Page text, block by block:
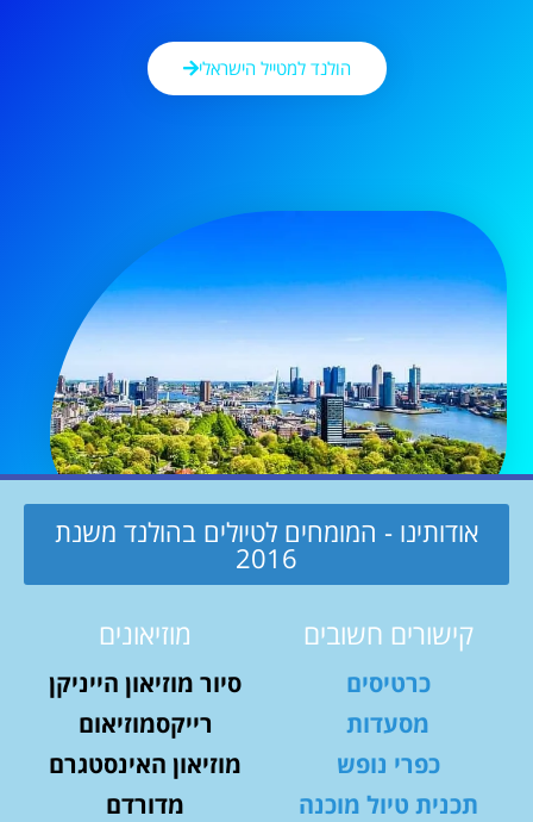
הולנד למטייל הישראלי
אודותינו - המומחים לטיולים בהולנד משנת
2016
קישורים חשובים
כרטיסים
מסעדות
כפרי נופש
תכנית טיול מוכנה
מוזיאונים
סיור מוזיאון הייניקן
רייקסמוזיאום
מוזיאון האינסטגרם
מדורדם